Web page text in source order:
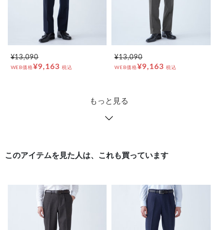
¥13,090
WEB価格¥9,163 税込
¥13,090
WEB価格¥9,163 税込
もっと見る
このアイテムを見た人は、これも買っています